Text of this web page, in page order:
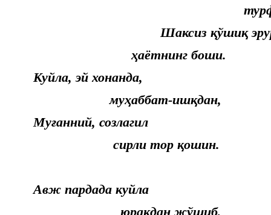
турфа
Шаксиз қўшиқ
ҳаётнинг боши.
Куйла, эй хонанда,
муҳаббат-ишқдан,
Муғанний, созлагил
сирли тор қошин.
Авж пардада куйла
юракдан жўшиб,